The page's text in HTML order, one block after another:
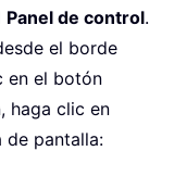
Panel de control.
el borde
en el botón
haga clic en
de pantalla: